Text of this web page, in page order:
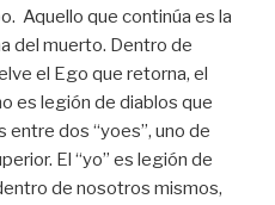
Aquello que continúa es la
del muerto. Dentro de
el Ego que retorna, el
es legión de diablos que
entre dos “yoes”, uno de
El “yo” es legión de
de nosotros mismos,